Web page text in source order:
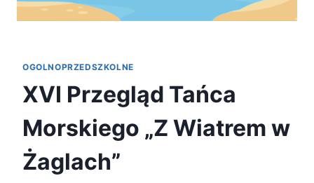
OGOLNOPRZEDSZKOLNE
XVI Przegląd Tańca
Morskiego „Z Wiatrem w
Żaglach”